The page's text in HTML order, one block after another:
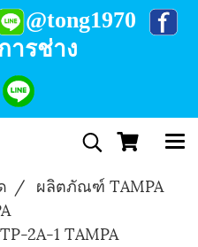
@tong1970
ารช่าง
ผลิตภัณฑ์ TAMPA
2A-1 TAMPA